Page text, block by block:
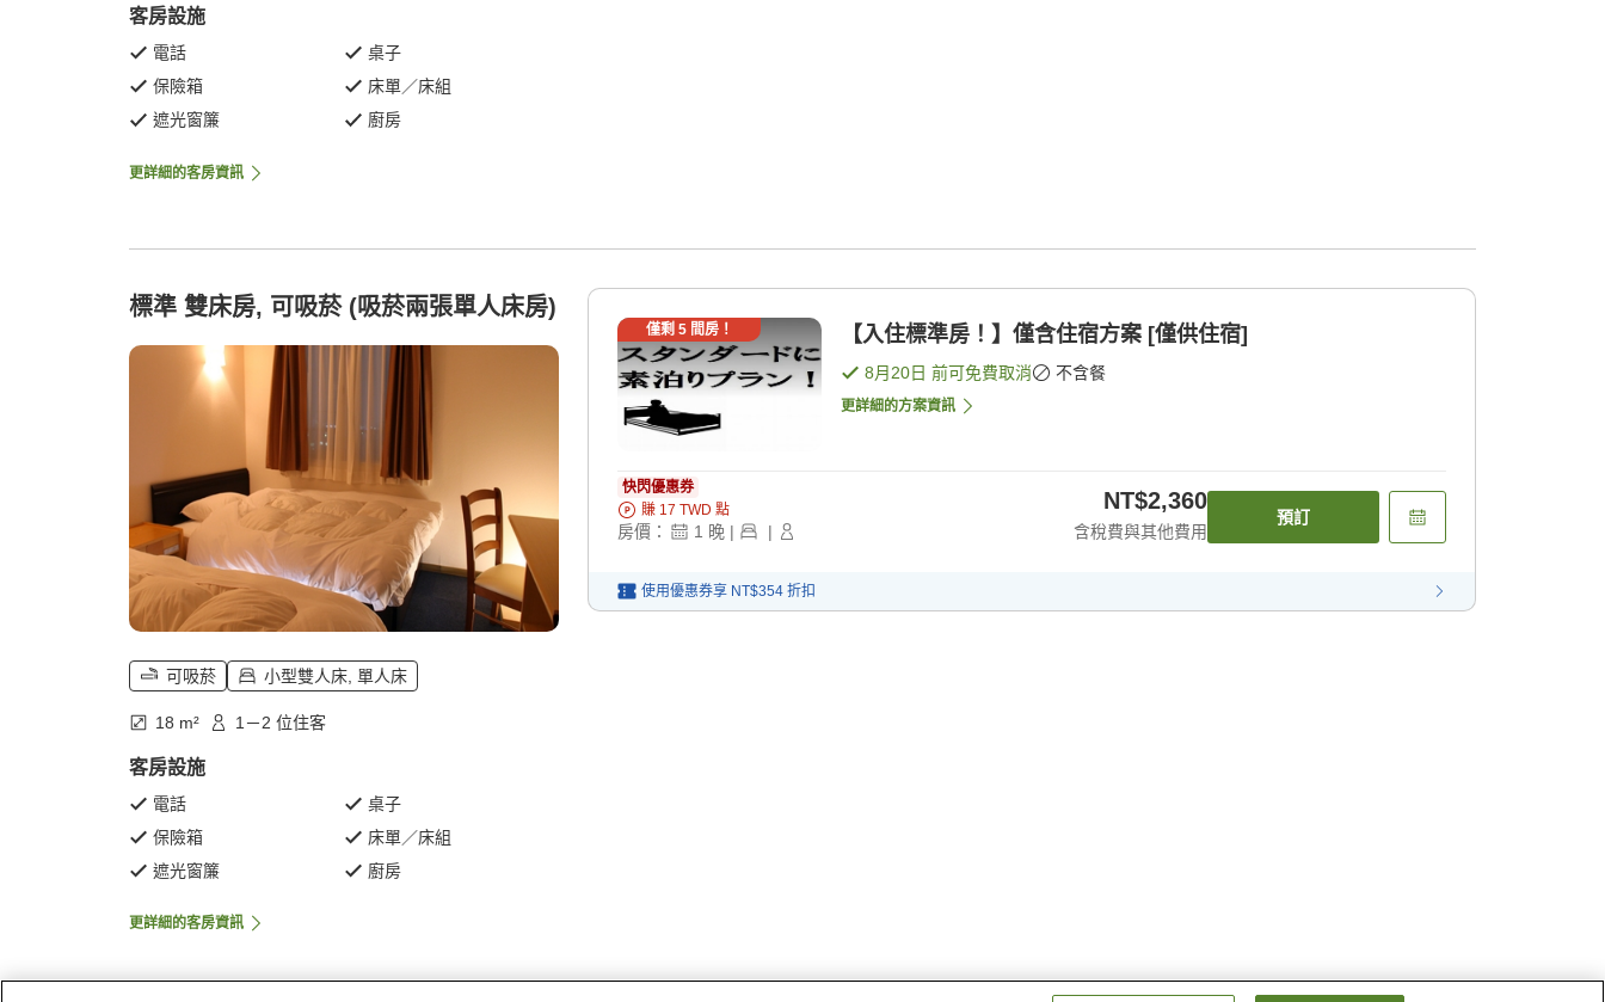
客房設施
電話
桌子
保險箱
床單／床組
遮光窗簾
廚房
更詳細的客房資訊
標準 雙床房, 可吸菸 (吸菸兩張單人床房)
可吸菸 小型雙人床, 單人床
18 m² 1－2 位住客
客房設施
電話
桌子
保險箱
床單／床組
遮光窗簾
廚房
更詳細的客房資訊
僅剩 5間房！ 【入住標準房！】僅含住宿方案 [僅供住宿]
8月20日 前可免費取消 不含餐
更詳細的方案資訊
快閃優惠券
賺 17 TWD 點
房價： 1 晚 | |
NT$2,360
含稅費與其他費用
預訂
使用優惠券享 NT$354 折扣